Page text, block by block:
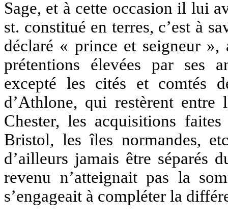
Sage, et à cette occasion il lui
st. constitué en terres, c’est à
déclaré « prince et seigneur »,
prétentions élevées par ses
excepté les cités et
d’Athlone, qui restèrent
Chester, les acquisitions
Bristol, les îles normandes,
d’ailleurs jamais être séparés
revenu n’atteignait pas la
s’engageait à compléter la